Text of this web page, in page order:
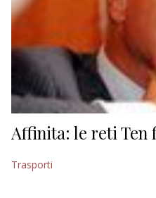
RICERCA
ECONOMIA
TURISMO
CULTURA
NAUTICA
Affinita: le reti Ten
Trasporti